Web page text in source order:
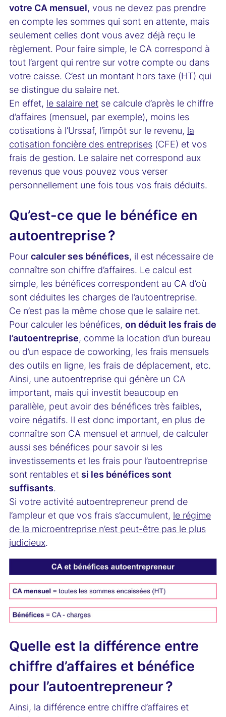
votre CA mensuel, vous ne devez pas prendre
en compte les sommes qui sont en attente, mais
seulement celles dont vous avez déjà reçu le
règlement. Pour faire simple, le CA correspond à
tout l’argent qui rentre sur votre compte ou dans
votre caisse. C’est un montant hors taxe (HT) qui
se distingue du salaire net.
En effet, le salaire net se calcule d’après le chiffre
d’affaires (mensuel, par exemple), moins les
cotisations à l’Urssaf, l’impôt sur le revenu, la
cotisation foncière des entreprises (CFE) et vos
frais de gestion. Le salaire net correspond aux
revenus que vous pouvez vous verser
personnellement une fois tous vos frais déduits.
Qu’est-ce que le bénéfice en
autoentreprise ?
Pour calculer ses bénéfices, il est nécessaire de
connaître son chiffre d’affaires. Le calcul est
simple, les bénéfices correspondent au CA d’où
sont déduites les charges de l’autoentreprise.
Ce n’est pas la même chose que le salaire net.
Pour calculer les bénéfices, on déduit les frais de
l’autoentreprise, comme la location d’un bureau
ou d’un espace de coworking, les frais mensuels
des outils en ligne, les frais de déplacement, etc.
Ainsi, une autoentreprise qui génère un CA
important, mais qui investit beaucoup en
parallèle, peut avoir des bénéfices très faibles,
voire négatifs. Il est donc important, en plus de
connaître son CA mensuel et annuel, de calculer
aussi ses bénéfices pour savoir si les
investissements et les frais pour l’autoentreprise
sont rentables et si les bénéfices sont
suffisants.
Si votre activité autoentrepreneur prend de
l’ampleur et que vos frais s’accumulent, le régime
de la microentreprise n’est peut-être pas le plus
judicieux.
Quelle est la différence entre
chiffre d’affaires et bénéfice
pour l’autoentrepreneur ?
Ainsi, la différence entre chiffre d’affaires et